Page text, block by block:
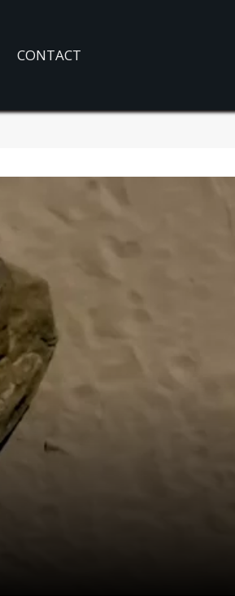
CONTACT